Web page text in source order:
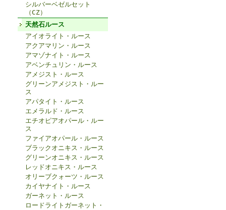
シルバーベゼルセット
（CZ）
天然石ルース
アイオライト・ルース
アクアマリン・ルース
アマゾナイト・ルース
アベンチュリン・ルース
アメジスト・ルース
グリーンアメジスト・ルー
ス
アパタイト・ルース
エメラルド・ルース
エチオピアオパール・ルー
ス
ファイアオパール・ルース
ブラックオニキス・ルース
グリーンオニキス・ルース
レッドオニキス・ルース
オリーブクォーツ・ルース
カイヤナイト・ルース
ガーネット・ルース
ロードライトガーネット・